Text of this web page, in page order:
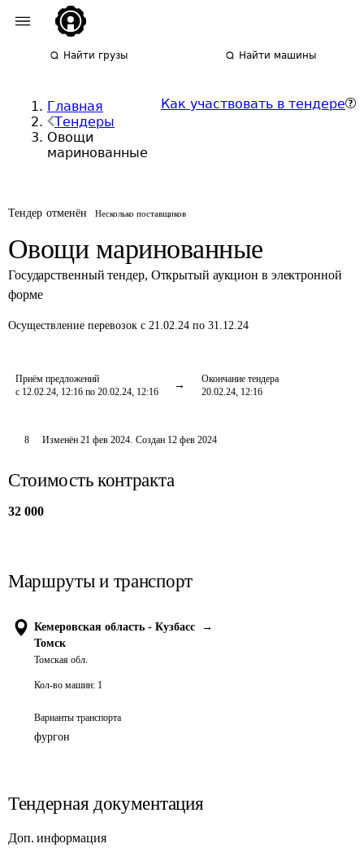
Найти грузы Найти машины
Главная
Тендеры
Овощи
маринованные
Как участвовать в тендере
Тендер отменён Несколько поставщиков
Овощи маринованные
Государственный тендер, Открытый аукцион в электронной
форме
Осуществление перевозок с 21.02.24 по 31.12.24
Приём предложений
с 12.02.24, 12:16 по 20.02.24, 12:16
Окончание тендера
20.02.24, 12:16
8 Изменён 21 фев 2024. Создан 12 фев 2024
Стоимость контракта
32 000
Маршруты и транспорт
Кемеровская область - Кузбасс
→
Томск
Томская обл.
Кол-во машин: 1
Варианты транспорта
фургон
Тендерная документация
Доп. информация